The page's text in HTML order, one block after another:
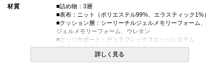
材質
■詰め物：3層
■表布：ニット（ポリエステル99%、エラスティック1%）
■クッション層：シーリーチルジェルメモリーフォーム、
ジェルメモリーフォーム、ウレタン
■エッジサポート：デュラフレックスエッジシステム
■対応ボックスシーツ：H40タイプ
詳しく見る